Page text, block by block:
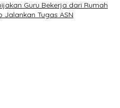
Guru Bekerja dari Rumah
Jalankan Tugas ASN